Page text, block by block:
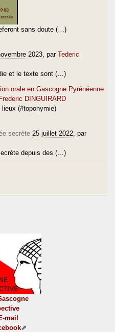
sans doute (…)
2023 , par Tederic
et le texte sont (…)
orale en Gascogne Pyrénéenne
Frederic DINGUIRARD
(#toponymie)
secrète 25 juillet 2022 , par
depuis des (…)
mail